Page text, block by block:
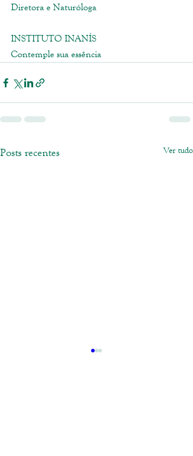
Diretora e Naturóloga
INSTITUTO INANÍS
Contemple sua essência
Posts recentes Ver tudo